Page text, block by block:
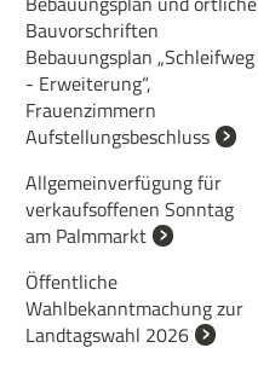
Bauvorschriften
Bebauungsplan „Schleifweg
- Erweiterung“,
Frauenzimmern
Aufstellungsbeschluss
Allgemeinverfügung für
verkaufsoffenen Sonntag
am Palmmarkt
Öffentliche
Wahlbekanntmachung zur
Landtagswahl 2026